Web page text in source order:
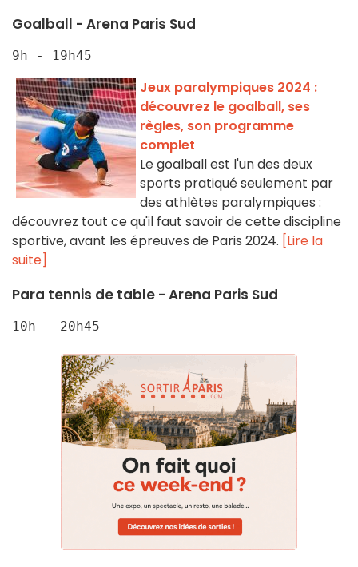
Goalball - Arena Paris Sud
9h - 19h45
Jeux paralympiques 2024 :
découvrez le goalball, ses
règles, son programme
complet
Le goalball est l'un des deux
sports pratiqué seulement par
des athlètes paralympiques :
découvrez tout ce qu'il faut savoir de cette discipline
sportive, avant les épreuves de Paris 2024. [Lire la
suite]
Para tennis de table - Arena Paris Sud
10h - 20h45